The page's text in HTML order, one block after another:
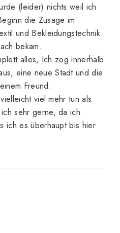
(leider) nichts weil ich
die Zusage im
und Bekleidungstechnik
bekam.
alles, Ich zog innerhalb
eine neue Stadt und die
Freund.
viel mehr tun als
sehr gerne, da ich
ich es überhaupt bis hier